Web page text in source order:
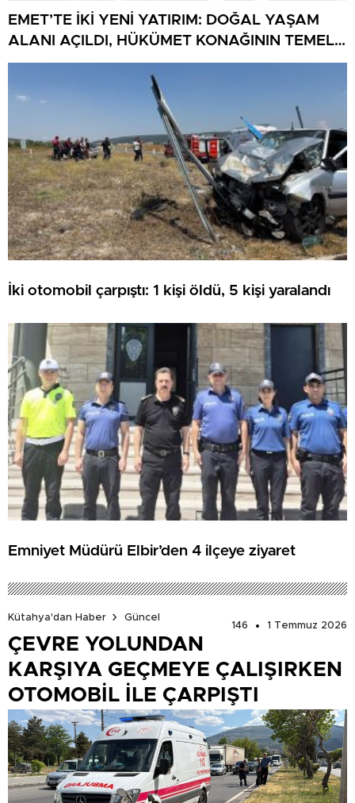
EMET’TE İKİ YENİ YATIRIM: DOĞAL YAŞAM
ALANI AÇILDI, HÜKÜMET KONAĞININ TEMELİ
ATILDI
İki otomobil çarpıştı: 1 kişi öldü, 5 kişi yaralandı
Emniyet Müdürü Elbir’den 4 ilçeye ziyaret
Kütahya'dan Haber
Güncel
146
1 Temmuz 2026
ÇEVRE YOLUNDAN
KARŞIYA GEÇMEYE ÇALIŞIRKEN
OTOMOBİL İLE ÇARPIŞTI